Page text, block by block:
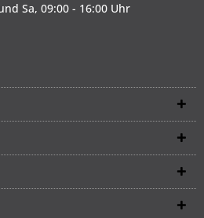
Sa, 09:00 - 16:00 Uhr